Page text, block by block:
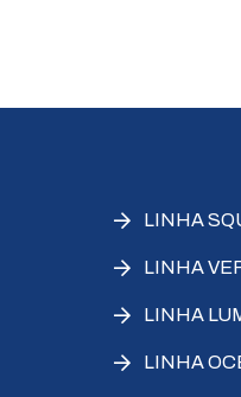
LINHA
LINHA
LINHA
LINHA